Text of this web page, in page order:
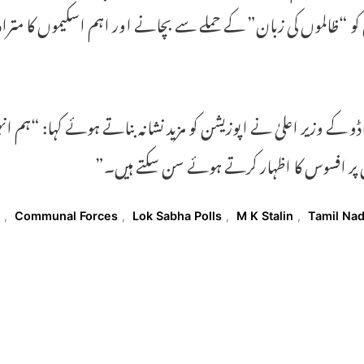
“ظالموں کی زبان” کے حملے سے بچانے اور اہم اسکیموں کا
کے وزیر اعلیٰ نے اپوزیشن کو مزید نشانہ بناتے ہوئے کہا:
افسوس کا اظہار کرتے ہوئے سن سکتے ہیں۔”
, Communal Forces , Lok Sabha Polls , M K Stalin , Tamil